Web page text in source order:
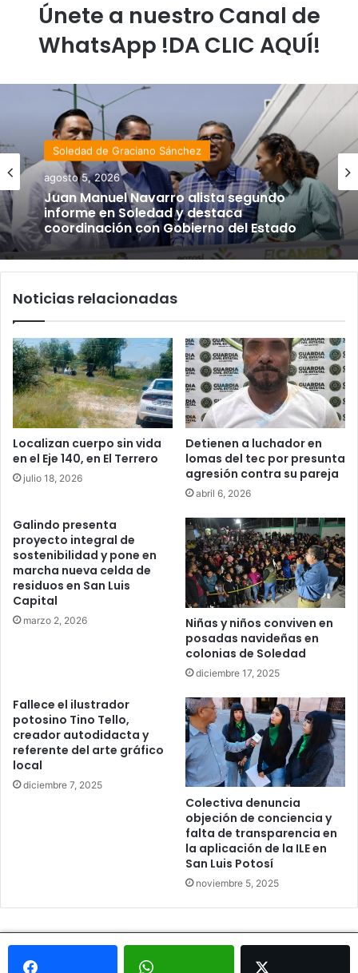
Únete a nuestro Canal de
WhatsApp !DA CLIC AQUÍ!
Soledad de Graciano Sánchez
agosto 5, 2026
Juan Manuel Navarro alista segundo
informe en Soledad y destaca
coordinación con Gobierno del Estado
Noticias relacionadas
Localizan cuerpo sin vida
en el Eje 140, en El Terrero
julio 18, 2026
Detienen a luchador en
lomas del tec por presunta
agresión contra su pareja
abril 6, 2026
Galindo presenta
proyecto integral de
sostenibilidad y pone en
marcha nueva celda de
residuos en San Luis
Capital
marzo 2, 2026
Niñas y niños conviven en
posadas navideñas en
colonias de Soledad
diciembre 17, 2025
Fallece el ilustrador
potosino Tino Tello,
creador autodidacta y
referente del arte gráfico
local
diciembre 7, 2025
Colectiva denuncia
objeción de conciencia y
falta de transparencia en
la aplicación de la ILE en
San Luis Potosí
noviembre 5, 2025
© Copyright 2026, Todos los derechos reservados - Metrópoli